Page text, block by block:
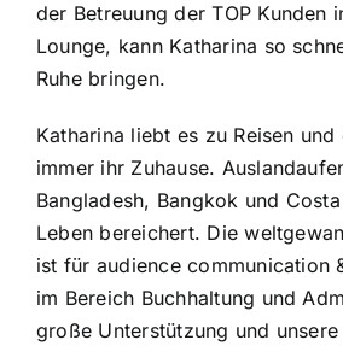
der Betreuung der TOP Kunden
Lounge, kann Katharina so
Ruhe bringen.
Katharina liebt es zu Reisen
immer ihr Zuhause.
Bangladesh, Bangkok und
Leben bereichert. Die
ist für audience communication
im Bereich Buchhaltung und
große Unterstützung und